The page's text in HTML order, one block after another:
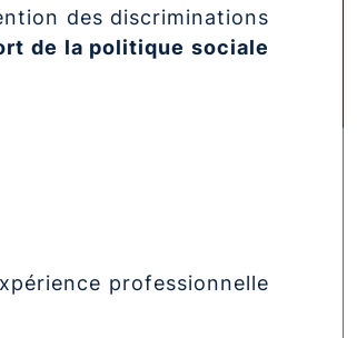
des discriminations
de la politique sociale
professionnelle